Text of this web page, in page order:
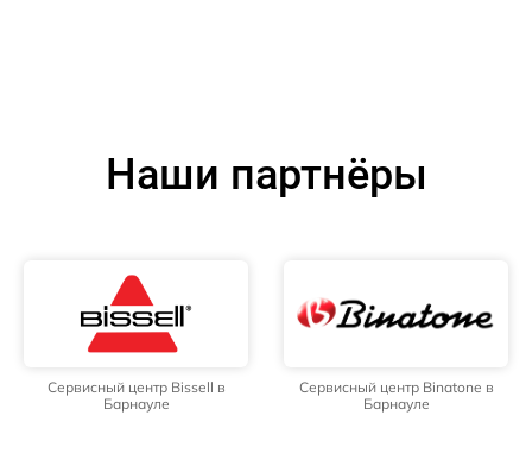
Наши партнёры
Сервисный центр Bissell в
Барнауле
Сервисный центр Binatone в
Барнауле